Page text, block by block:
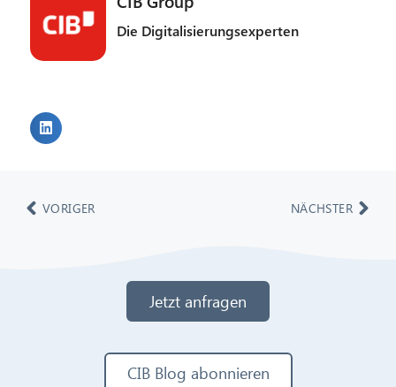
Die Digitalisierungsexperten
VORIGER NÄCHSTER
Jetzt anfragen
CIB Blog abonnieren